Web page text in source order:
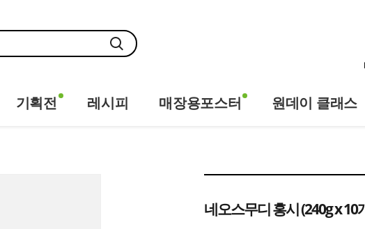
기획전 레시피 매장용포스터 원데이 클래스
네오스무디 홍시 (240g x 10